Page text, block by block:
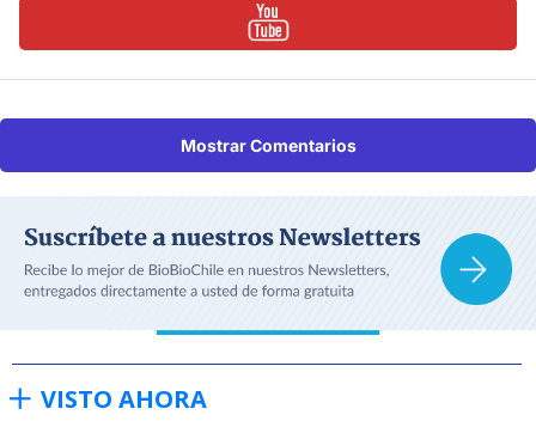
Mostrar Comentarios
VISTO AHORA